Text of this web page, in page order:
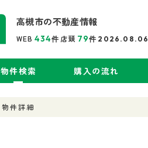
高槻市の不動産情報
WEB 434件 店頭 79件 2026.08.06
物件検索 購入の流れ
物件詳細